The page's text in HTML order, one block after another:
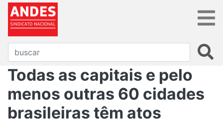
Todas as capitais e pelo
menos outras 60 cidades
brasileiras têm atos